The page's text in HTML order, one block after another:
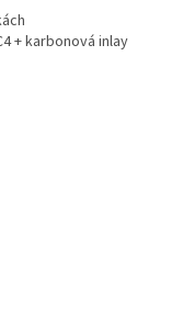
+ karbonová inlay